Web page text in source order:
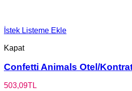
İstek Listeme Ekle
Kapat
Confetti Animals Otel/
503,09TL